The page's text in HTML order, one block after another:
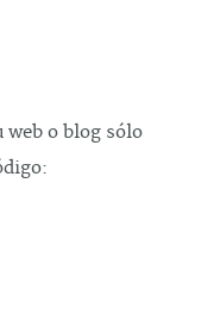
web o blog sólo